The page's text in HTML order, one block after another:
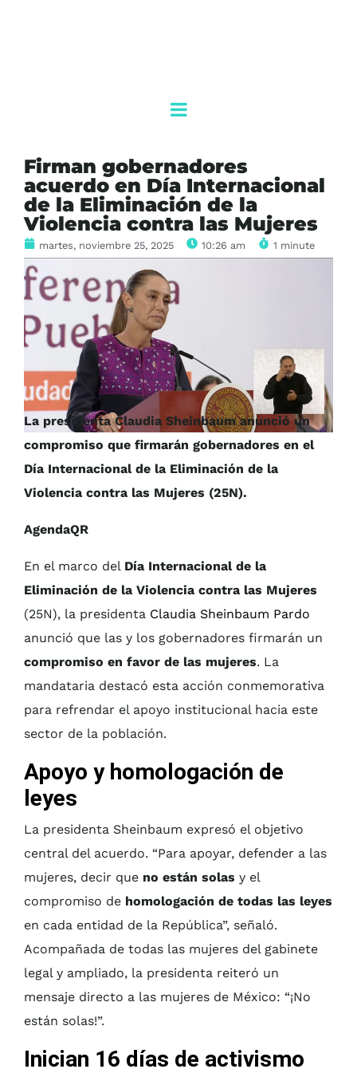
Firman gobernadores
acuerdo en Día Internacional
de la Eliminación de la
Violencia contra las Mujeres
martes, noviembre 25, 2025 10:26 am 1 minute
La presidenta Claudia Sheinbaum anunció un
compromiso que firmarán gobernadores en el
Día Internacional de la Eliminación de la
Violencia contra las Mujeres (25N).
AgendaQR
En el marco del Día Internacional de la
Eliminación de la Violencia contra las Mujeres
(25N), la presidenta Claudia Sheinbaum Pardo
anunció que las y los gobernadores firmarán un
compromiso en favor de las mujeres. La
mandataria destacó esta acción conmemorativa
para refrendar el apoyo institucional hacia este
sector de la población.
Apoyo y homologación de
leyes
La presidenta Sheinbaum expresó el objetivo
central del acuerdo. “Para apoyar, defender a las
mujeres, decir que no están solas y el
compromiso de homologación de todas las leyes
en cada entidad de la República”, señaló.
Acompañada de todas las mujeres del gabinete
legal y ampliado, la presidenta reiteró un
mensaje directo a las mujeres de México: “¡No
están solas!”.
Inician 16 días de activismo